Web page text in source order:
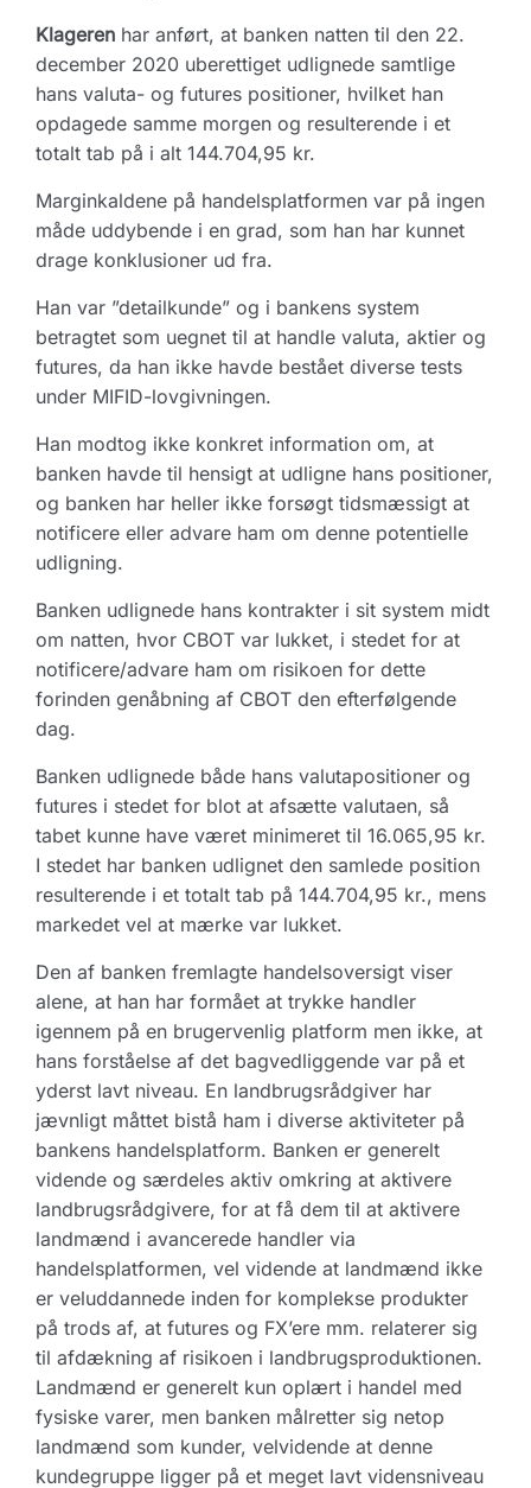
Klageren har anført, at banken natten til den 22.
december 2020 uberettiget udlignede samtlige
hans valuta- og futures positioner, hvilket han
opdagede samme morgen og resulterende i et
totalt tab på i alt 144.704,95 kr.
Marginkaldene på handelsplatformen var på ingen
måde uddybende i en grad, som han har kunnet
drage konklusioner ud fra.
Han var ”detailkunde” og i bankens system
betragtet som uegnet til at handle valuta, aktier og
futures, da han ikke havde bestået diverse tests
under MIFID-lovgivningen.
Han modtog ikke konkret information om, at
banken havde til hensigt at udligne hans positioner,
og banken har heller ikke forsøgt tidsmæssigt at
notificere eller advare ham om denne potentielle
udligning.
Banken udlignede hans kontrakter i sit system midt
om natten, hvor CBOT var lukket, i stedet for at
notificere/advare ham om risikoen for dette
forinden genåbning af CBOT den efterfølgende
dag.
Banken udlignede både hans valutapositioner og
futures i stedet for blot at afsætte valutaen, så
tabet kunne have været minimeret til 16.065,95 kr.
I stedet har banken udlignet den samlede position
resulterende i et totalt tab på 144.704,95 kr., mens
markedet vel at mærke var lukket.
Den af banken fremlagte handelsoversigt viser
alene, at han har formået at trykke handler
igennem på en brugervenlig platform men ikke, at
hans forståelse af det bagvedliggende var på et
yderst lavt niveau. En landbrugsrådgiver har
jævnligt måttet bistå ham i diverse aktiviteter på
bankens handelsplatform. Banken er generelt
vidende og særdeles aktiv omkring at aktivere
landbrugsrådgivere, for at få dem til at aktivere
landmænd i avancerede handler via
handelsplatformen, vel vidende at landmænd ikke
er veluddannede inden for komplekse produkter
på trods af, at futures og FX’ere mm. relaterer sig
til afdækning af risikoen i landbrugsproduktionen.
Landmænd er generelt kun oplært i handel med
fysiske varer, men banken målretter sig netop
landmænd som kunder, velvidende at denne
kundegruppe ligger på et meget lavt vidensniveau